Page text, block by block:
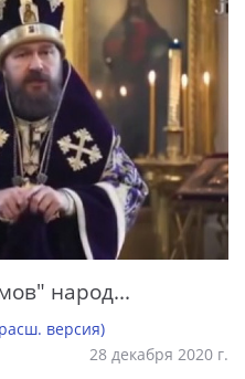
народ...
версия)
28 декабря 2020 г.